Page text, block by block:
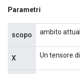
Parametri
scopo ambito
X Un tensore